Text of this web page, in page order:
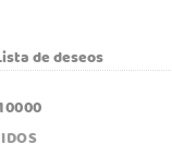
de deseos